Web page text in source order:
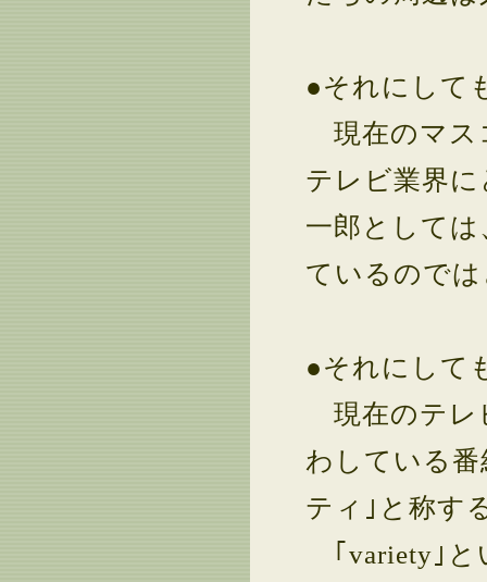
●それにし
現在のマス
テレビ業界
一郎として
ているので
●それにし
現在のテレ
わしている
ティ｣と称す
｢variety｣と